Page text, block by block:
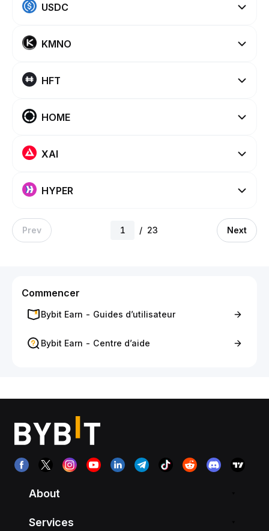
USDC
KMNO
HFT
HOME
XAI
HYPER
Prev / 23 Next
Commencer
Bybit Earn - Guides d’utilisateur
Bybit Earn - Centre d’aide
About
Services